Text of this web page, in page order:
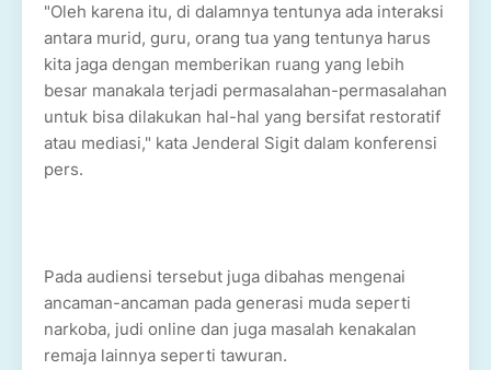
"Oleh karena itu, di dalamnya tentunya ada interaksi
antara murid, guru, orang tua yang tentunya harus
kita jaga dengan memberikan ruang yang lebih
besar manakala terjadi permasalahan-permasalahan
untuk bisa dilakukan hal-hal yang bersifat restoratif
atau mediasi," kata Jenderal Sigit dalam konferensi
pers.
Pada audiensi tersebut juga dibahas mengenai
ancaman-ancaman pada generasi muda seperti
narkoba, judi online dan juga masalah kenakalan
remaja lainnya seperti tawuran.